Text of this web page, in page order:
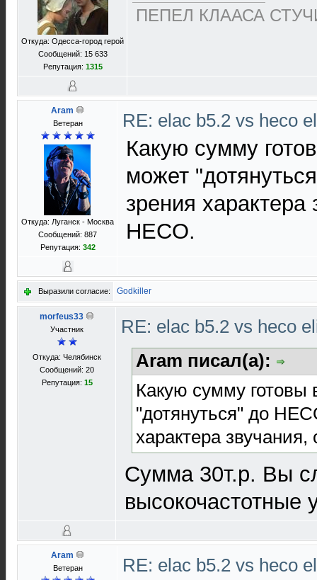
Откуда: Одесса-город герой
Сообщений: 15 633
Репутация: 1315
ПЕПЕЛ КЛААСА
Aram
Ветеран
Откуда: Луганск - Москва
Сообщений: 887
Репутация: 342
RE: elac b5.2 vs heco
Какую сумму
может
зрения
HECO.
Выразили согласие: Godkiller
morfeus33
Участник
Откуда: Челябинск
Сообщений: 20
Репутация: 15
RE: elac b5.2 vs heco
Aram писал(а):
Какую сумму готовы
"дотянуться" до
характера
Сумма 30т.р. Вы
высокочастотные
Aram
Ветеран RE: elac b5.2 vs heco